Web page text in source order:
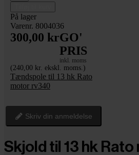
På lager
Varenr. 8004036
300,00 krGO'
PRIS
inkl. moms
(240,00 kr. ekskl. moms.)
Tændspole til 13 hk Rato
motor rv340
Skriv din anmeldelse
Skjold til 13 hk